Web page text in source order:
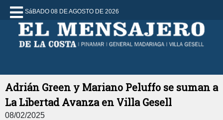
SáBADO 08 DE AGOSTO DE 2026
Adrián Green y Mariano Peluffo se suman a
La Libertad Avanza en Villa Gesell
08/02/2025